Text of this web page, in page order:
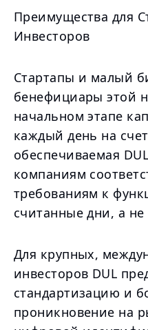
Преимущества для
Инвесторов
Стартапы и малый
бенефициары этой
начальном этапе
каждый день на
обеспечиваемая
компаниям
требованиям к
считанные дни, а не
Для крупных,
инвесторов DUL
стандартизацию и
проникновение на